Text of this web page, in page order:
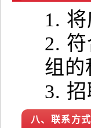
1.
2.
组的
3.
八、联系方式